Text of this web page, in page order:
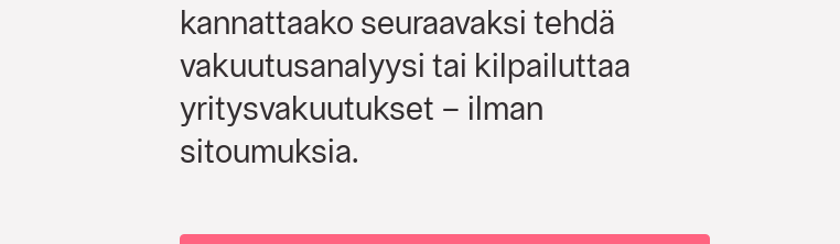
kannattaako seuraavaksi tehdä
vakuutusanalyysi tai kilpailuttaa
yritysvakuutukset – ilman
sitoumuksia.